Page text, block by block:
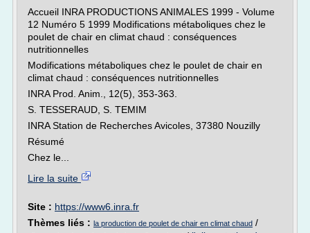
Accueil INRA PRODUCTIONS ANIMALES 1999 - Volume
12 Numéro 5 1999 Modifications métaboliques chez le
poulet de chair en climat chaud : conséquences
nutritionnelles
Modifications métaboliques chez le poulet de chair en
climat chaud : conséquences nutritionnelles
INRA Prod. Anim., 12(5), 353-363.
S. TESSERAUD, S. TEMIM
INRA Station de Recherches Avicoles, 37380 Nouzilly
Résumé
Chez le...
Lire la suite
Site : https://www6.inra.fr
Thèmes liés : la production de poulet de chair en climat chaud /